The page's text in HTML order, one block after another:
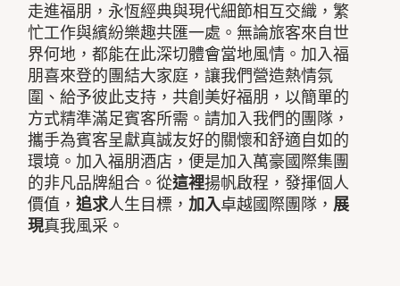
走進福朋，永恆經典與現代細節相互交織，繁
忙工作與繽紛樂趣共匯一處。無論旅客來自世
界何地，都能在此深切體會當地風情。加入福
朋喜來登的團結大家庭，讓我們營造熱情氛
圍、給予彼此支持，共創美好福朋，以簡單的
方式精準滿足賓客所需。請加入我們的團隊，
攜手為賓客呈獻真誠友好的關懷和舒適自如的
環境。加入福朋酒店，便是加入萬豪國際集團
的非凡品牌組合。從這裡揚帆啟程，發揮個人
價值，追求人生目標，加入卓越國際團隊， 展
現真我風采。